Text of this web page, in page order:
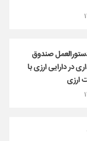
صندوق
در دارایی ارزی با
ارزی